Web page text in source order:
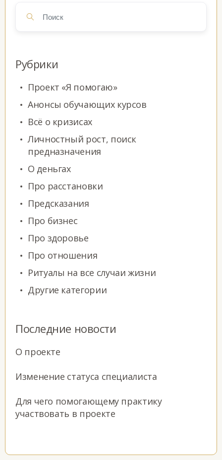
Рубрики
Проект «Я помогаю»
Анонсы обучающих курсов
Всё о кризисах
Личностный рост, поиск
предназначения
О деньгах
Про расстановки
Предсказания
Про бизнес
Про здоровье
Про отношения
Ритуалы на все случаи жизни
Другие категории
Последние новости
О проекте
Изменение статуса специалиста
Для чего помогающему практику
участвовать в проекте